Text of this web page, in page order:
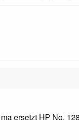
ersetzt HP No.